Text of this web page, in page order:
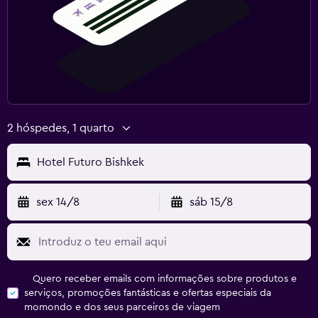
2 hóspedes, 1 quarto
Hotel Futuro Bishkek
sex 14/8 sáb 15/8
Quero receber emails com informações sobre produtos e
serviços, promoções fantásticas e ofertas especiais da
momondo e dos seus parceiros de viagem